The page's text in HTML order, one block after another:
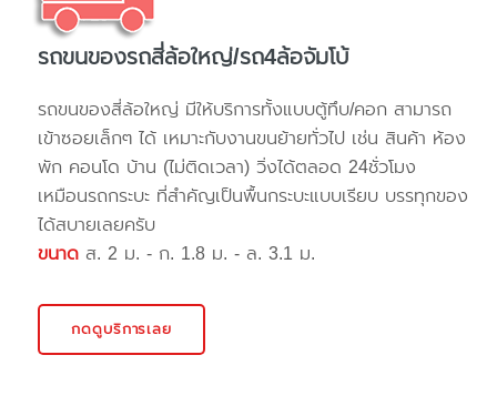
รถขนของรถสี่ล้อใหญ่/รถ4ล้อจัมโบ้
รถขนของสี่ล้อใหญ่ มีให้บริการทั้งแบบตู้ทึบ/คอก สามารถ
เข้าซอยเล็กๆ ได้ เหมาะกับงานขนย้ายทั่วไป เช่น สินค้า ห้อง
พัก คอนโด บ้าน (ไม่ติดเวลา) วิ่งได้ตลอด 24ชั่วโมง
เหมือนรถกระบะ ที่สำคัญเป็นพื้นกระบะแบบเรียบ บรรทุกของ
ได้สบายเลยครับ
ขนาด ส. 2 ม. - ก. 1.8 ม. - ล. 3.1 ม.
กดดูบริการเลย